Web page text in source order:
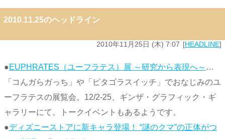
2010.11.25のヘッドライン
2010年11月25日 (木) 7:07 HEADLINE
●EUPHRATES（ユーフラテス）展 ～研究から表現へ～ …
「コんガらガっち」や「ピタゴラスイッチ」でおなじみのユ
ーフラテスの展覧会。12/2-25、ギンザ・グラフィック・ギ
ャラリーにて。トークイベントもあるようです。
●ディズニーストアに新キャラ登場！ “謎のクマ”の正体がつ